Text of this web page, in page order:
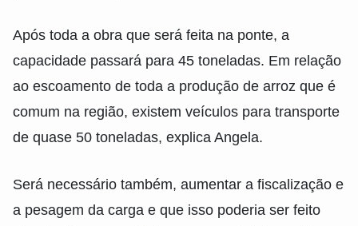
Após toda a obra que será feita na ponte, a
capacidade passará para 45 toneladas. Em relação
ao escoamento de toda a produção de arroz que é
comum na região, existem veículos para transporte
de quase 50 toneladas, explica Angela.
Será necessário também, aumentar a fiscalização e
a pesagem da carga e que isso poderia ser feito